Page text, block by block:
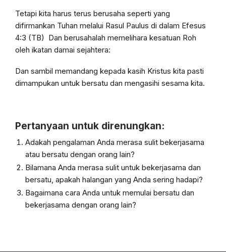
Tetapi kita harus terus berusaha seperti yang
difirmankan Tuhan melalui Rasul Paulus di dalam Efesus
4:3 (TB) Dan berusahalah memelihara kesatuan Roh
oleh ikatan damai sejahtera:
Dan sambil memandang kepada kasih Kristus kita pasti
dimampukan untuk bersatu dan mengasihi sesama kita.
Pertanyaan untuk direnungkan:
Adakah pengalaman Anda merasa sulit bekerjasama
atau bersatu dengan orang lain?
Bilamana Anda merasa sulit untuk bekerjasama dan
bersatu, apakah halangan yang Anda sering hadapi?
Bagaimana cara Anda untuk memulai bersatu dan
bekerjasama dengan orang lain?